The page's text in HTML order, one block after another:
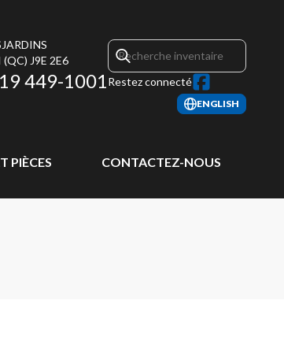
(QC) J9E 2E6
449-1001Restez connecté
ENGLISH
PIÈCES CONTACTEZ-NOUS